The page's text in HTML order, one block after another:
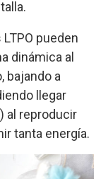
pueden
dinámica al
bajando a
llegar
al reproducir
tanta energía.